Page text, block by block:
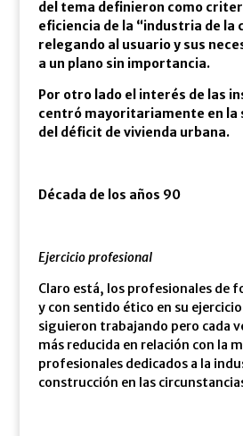
del tema definieron como
eficiencia de la “industria de la
relegando al usuario y sus
a un plano sin importancia.
Por otro lado el interés de las
centró mayoritariamente en la
del déficit de vivienda urbana.
Década de los años 90
Ejercicio profesional
Claro está, los profesionales de
y con sentido ético en su
siguieron trabajando pero cada
más reducida en relación con la
profesionales dedicados a la
construcción en las